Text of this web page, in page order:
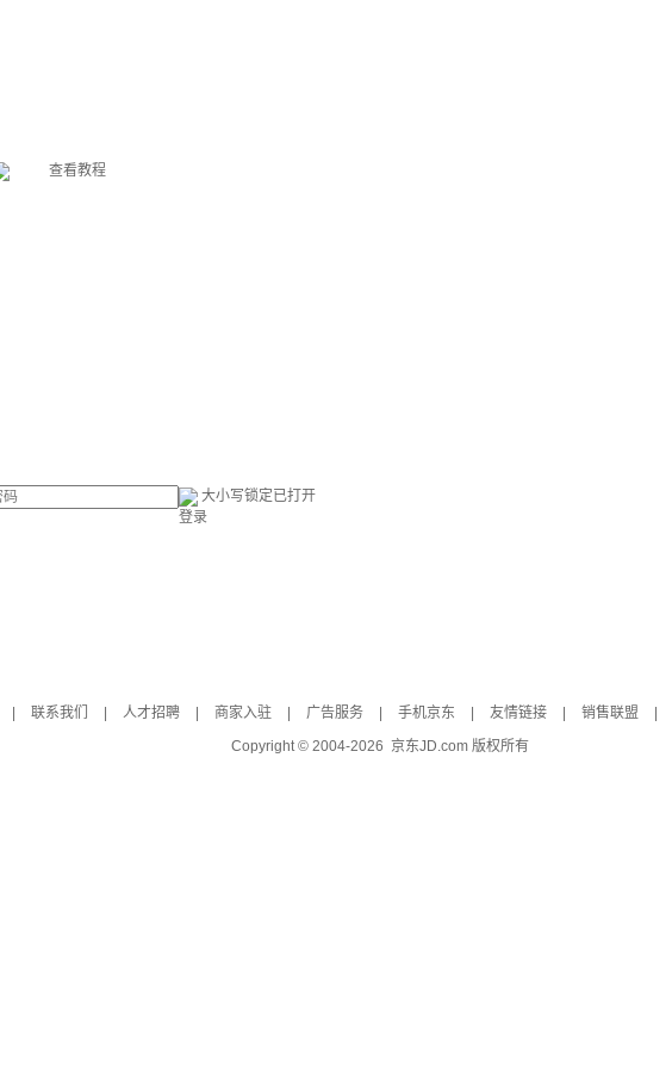
查看教程
大小写锁定已打开
登录
联系我们 人才招聘 商家入驻 广告服务 手机京东 友情链接 销售联盟
Copyright © 2004-2026 京东JD.com 版权所有